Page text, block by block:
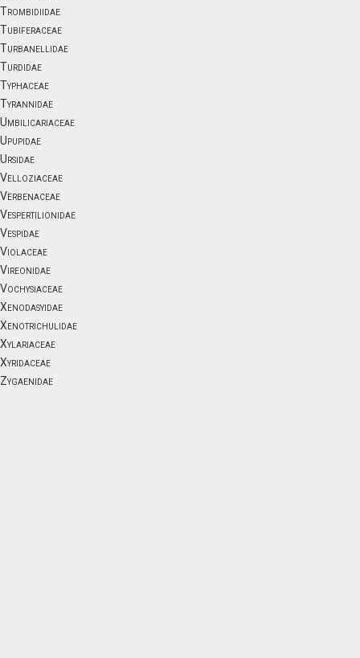
Trombidiidae
Tubiferaceae
Turbanellidae
Turdidae
Typhaceae
Tyrannidae
Umbilicariaceae
Upupidae
Ursidae
Velloziaceae
Verbenaceae
Vespertilionidae
Vespidae
Violaceae
Vireonidae
Vochysiaceae
Xenodasyidae
Xenotrichulidae
Xylariaceae
Xyridaceae
Zygaenidae